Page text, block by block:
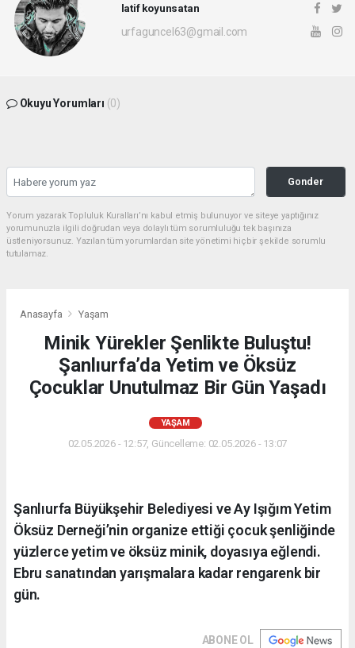
latif koyunsatan
urfaguncel63@gmail.com
Okuyu Yorumları (0)
Gonder
Yorum yazarak Topluluk Kuralları’nı kabul etmiş bulunuyor ve siteye yaptığınız
yorumunuzla ilgili doğrudan veya dolaylı tüm sorumluluğu tek başınıza
üstleniyorsunuz. Yazılan tüm yorumlardan site yönetimi hiçbir şekilde sorumlu
tutulamaz.
Anasayfa Yaşam
Minik Yürekler Şenlikte Buluştu!
Şanlıurfa’da Yetim ve Öksüz
Çocuklar Unutulmaz Bir Gün Yaşadı
YAŞAM
02.05.2026 - 12:57, Güncelleme: 02.05.2026 - 13:07
Şanlıurfa Büyükşehir Belediyesi ve Ay Işığım Yetim
Öksüz Derneği’nin organize ettiği çocuk şenliğinde
yüzlerce yetim ve öksüz minik, doyasıya eğlendi.
Ebru sanatından yarışmalara kadar rengarenk bir
gün.
ABONE OL